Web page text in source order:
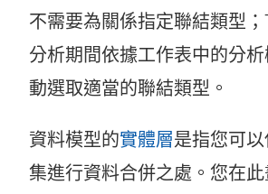
不需要為關係指定聯結類型
分析期間依據工作表中的分
動選取適當的聯結類型。
資料模型的實體層是指您可
集進行資料合併之處。您在